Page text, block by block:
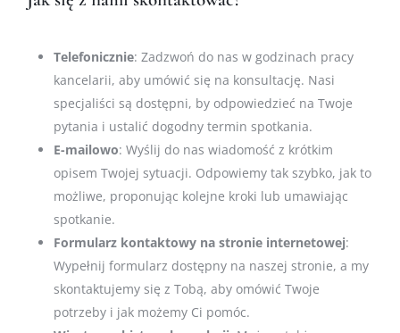
Telefonicznie: Zadzwoń do nas w godzinach pracy
kancelarii, aby umówić się na konsultację. Nasi
specjaliści są dostępni, by odpowiedzieć na Twoje
pytania i ustalić dogodny termin spotkania.
E-mailowo: Wyślij do nas wiadomość z krótkim
opisem Twojej sytuacji. Odpowiemy tak szybko, jak to
możliwe, proponując kolejne kroki lub umawiając
spotkanie.
Formularz kontaktowy na stronie internetowej:
Wypełnij formularz dostępny na naszej stronie, a my
skontaktujemy się z Tobą, aby omówić Twoje
potrzeby i jak możemy Ci pomóc.